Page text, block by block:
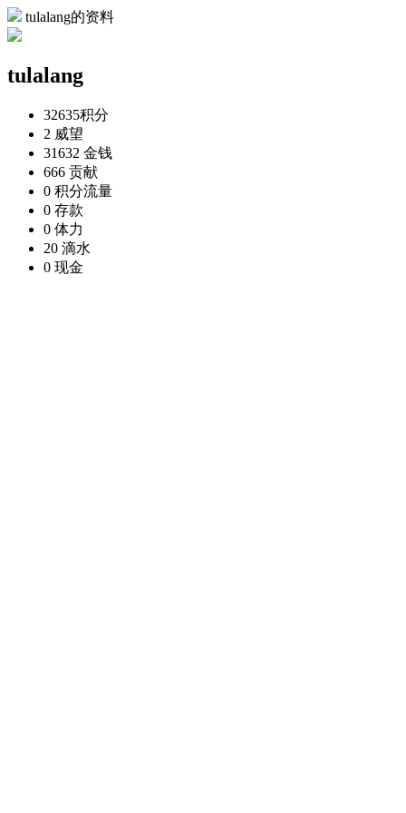
tulalang的资料
tulalang
32635积分
2 威望
31632 金钱
666 贡献
0 积分流量
0 存款
0 体力
20 滴水
0 现金